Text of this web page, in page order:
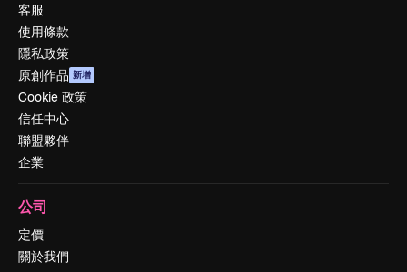
客服
使用條款
隱私政策
原創作品 新增
Cookie 政策
信任中心
聯盟夥伴
企業
公司
定價
關於我們